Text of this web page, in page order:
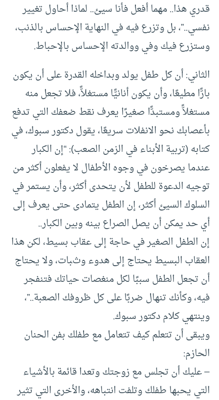
قدري هذا.. مهما أفعل فأنا سيئ.. لماذا أحاول تغيير
نفسي..”، بل وتزرع فيه في النهاية الإحساس بالذنب،
وستزرع فيك وفي ووالدته الإحساس بالإحباط.
الثاني: أن كل طفل يولد وبداخله القدرة على أن يكون
بارًّا مطيعًا، وأن يكون أنانيًّا مستغلاًّ، فلا تجعل منه
مستغلاًّ ومستبدًّا صغيرًا يعرف نقط ضعفك التي تدفع
بأعصابك نحو الانفلات سريعًا، يقول دكتور سبوك، في
كتابه (تربية الأبناء في الزمن الصعب): “إن الكبار
عندما يصرخون في وجوه الأطفال لا يفعلون أكثر من
توجيه الدعوة للطفل لأن يتحدى أكثر، وأن يستمر في
السلوك السيئ أكثر، إن الطفل يتمادى حتى يعرف إلى
أي حد يمكن أن يصل الصراع بينه وبين الكبار..
إن الطفل الصغير في حاجة إلى عقاب بسيط، لكن هذا
العقاب البسيط يحتاج إلى هدوء وثبات، ولا يحتاج
أن تجعل الطفل سببًا لكل منغصات حياتك فتنفجر
فيه، وكأنك تنهال ضربًا على كل ظروفك الصعبة..”،
وينتهي كلام دكتور سبوك.
ويبقى أن تتعلم كيف تتعامل مع طفلك بفن الحنان
الحازم:
– عليك أن تجلس مع زوجتك وتعدا قائمة بالأشياء
التي يحبها طفلك وتلفت انتباهه، والأخرى التي تثير